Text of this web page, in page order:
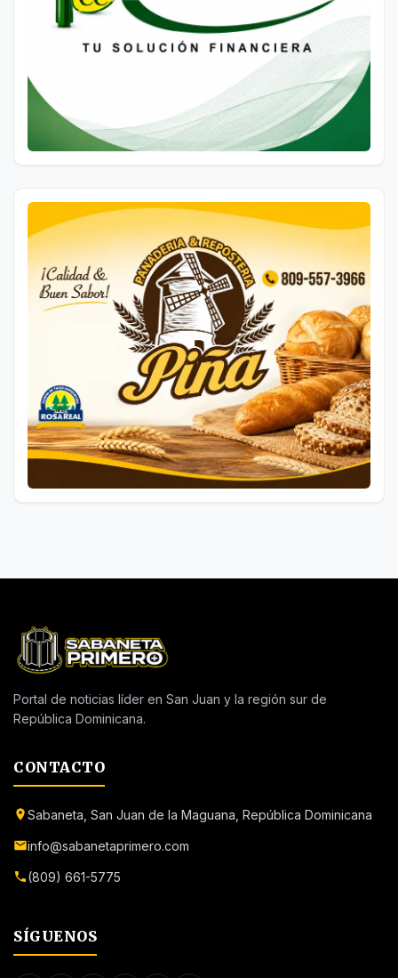
Portal de noticias líder en San Juan y la región sur de
República Dominicana.
CONTACTO
Sabaneta, San Juan de la Maguana, República Dominicana
info@sabanetaprimero.com
(809) 661-5775
SÍGUENOS